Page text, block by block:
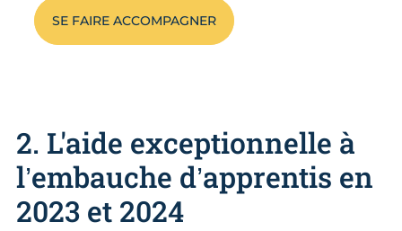
SE FAIRE ACCOMPAGNER
2. L'aide exceptionnelle à
l’embauche d’apprentis en
2023 et 2024